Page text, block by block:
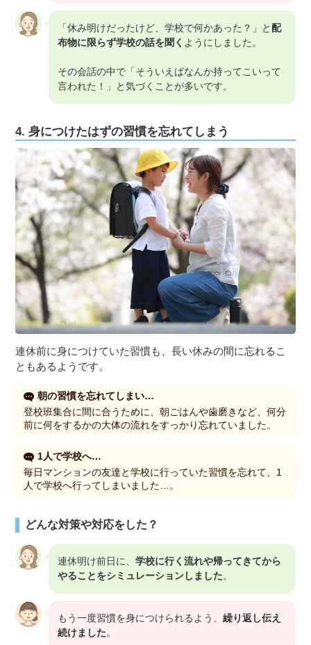
「休み明けだったけど、学校で何かあった？」と配
布物に限らず学校の話を聞く ようにしました。
その会話の中で「そういえばなんか持ってこいって
言われた！」と気づくことが多いです。
4. 身につけたはずの習慣を忘れてしまう
連休前に身につけていた習慣も、長い休みの間に忘れるこ
ともあるようです。
朝の習慣を忘れてしまい…
登校班集合に間に合うために、朝ごはんや歯磨きなど、何分
前に何をするかの大体の流れをすっかり忘れていました。
1人で学校へ…
毎日マンションの友達と学校に行っていた習慣を忘れて、1
人で学校へ行ってしまいました…。
どんな対策や対応をした？
連休明け前日に、学校に行く流れや帰ってきてから
やることをシミュレーションしました。
もう一度習慣を身につけられるよう、繰り返し伝え
続けました。